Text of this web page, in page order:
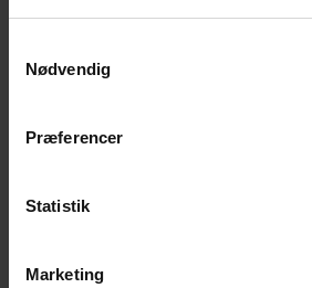
Nødvendig
Præferencer
Statistik
Marketing